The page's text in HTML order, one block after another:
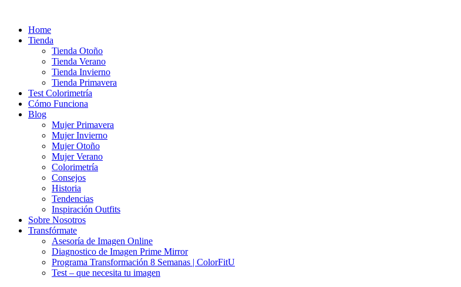
contenidoHome
Tienda
Tienda Otoño
Tienda Verano
Tienda Invierno
Tienda Primavera
Test Colorimetría
Cómo Funciona
Blog
Mujer Primavera
Mujer Invierno
Mujer Otoño
Mujer Verano
Colorimetría
Consejos
Historia
Tendencias
Inspiración Outfits
Sobre Nosotros
Transfórmate
Asesoría de Imagen Online
Diagnostico de Imagen Prime Mirror
Programa Transformación 8 Semanas | ColorFitU
Test – que necesita tu imagen